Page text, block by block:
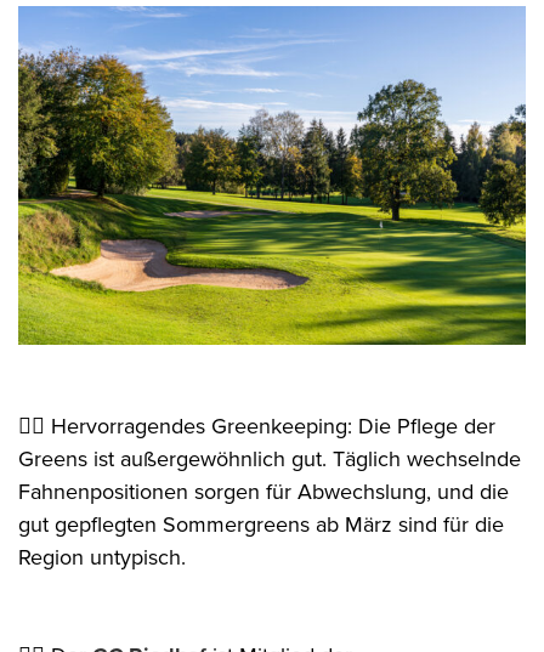
👉🏻 Hervorragendes Greenkeeping: Die Pflege der
Greens ist außergewöhnlich gut. Täglich wechselnde
Fahnenpositionen sorgen für Abwechslung, und die
gut gepflegten Sommergreens ab März sind für die
Region untypisch.